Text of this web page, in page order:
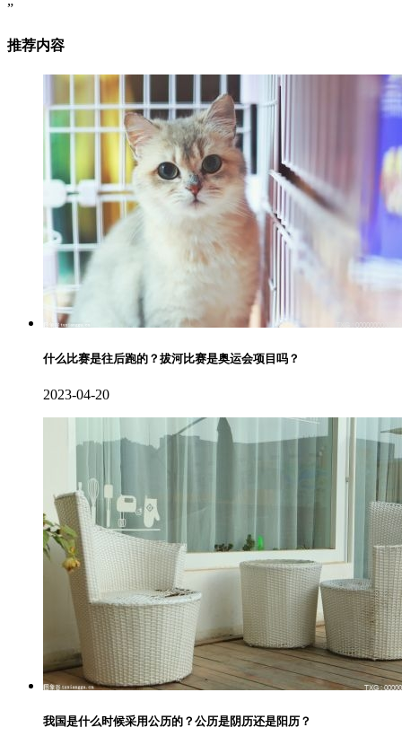
”
推荐内容
什么比赛是往后跑的？拔河比赛是奥运会项目吗？
2023-04-20
我国是什么时候采用公历的？公历是阴历还是阳历？